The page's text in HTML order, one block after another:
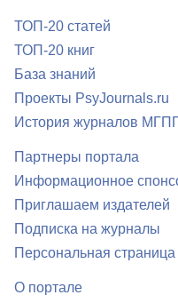
ТОП-20 статей
ТОП-20 книг
База знаний
Проекты PsyJournals.ru
История журналов
Партнеры портала
Информационное
Приглашаем издателей
Подписка на журналы
Персональная страница
О портале